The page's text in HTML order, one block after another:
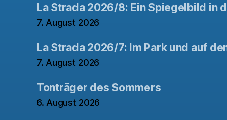
La Strada 2026/8: Ein Spiegelbild in
7. August 2026
La Strada 2026/7: Im Park und auf
7. August 2026
Tonträger des Sommers
6. August 2026